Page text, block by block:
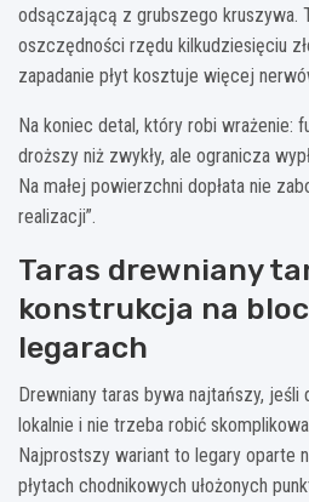
odsączającą z grubszego kruszywa.
oszczędności rzędu kilkudziesięciu
zapadanie płyt kosztuje więcej
Na koniec detal, który robi wrażenie:
droższy niż zwykły, ale ogranicza
Na małej powierzchni dopłata nie
realizacji”.
Taras drewniany
konstrukcja na
legarach
Drewniany taras bywa najtańszy,
lokalnie i nie trzeba robić
Najprostszy wariant to legary oparte
płytach chodnikowych ułożonych